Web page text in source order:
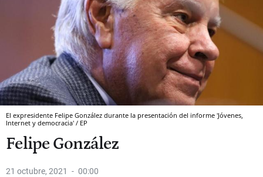
El expresidente Felipe González durante la presentación del informe 'Jóvenes,
Internet y democracia' / EP
Felipe González
21 octubre, 2021 00:00